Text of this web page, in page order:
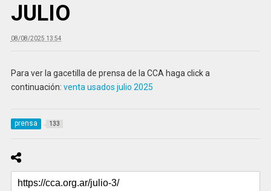
JULIO
08/08/2025 13:54
Para ver la gacetilla de prensa de la CCA haga click a
continuación: venta usados julio 2025
prensa 133